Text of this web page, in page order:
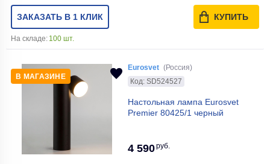
ЗАКАЗАТЬ В 1 КЛИК КУПИТЬ
На складе: 100 шт.
В МАГАЗИНЕ
Eurosvet (Россия)
Код: SD524527
Настольная лампа Eurosvet
Premier 80425/1 черный
4 590руб.